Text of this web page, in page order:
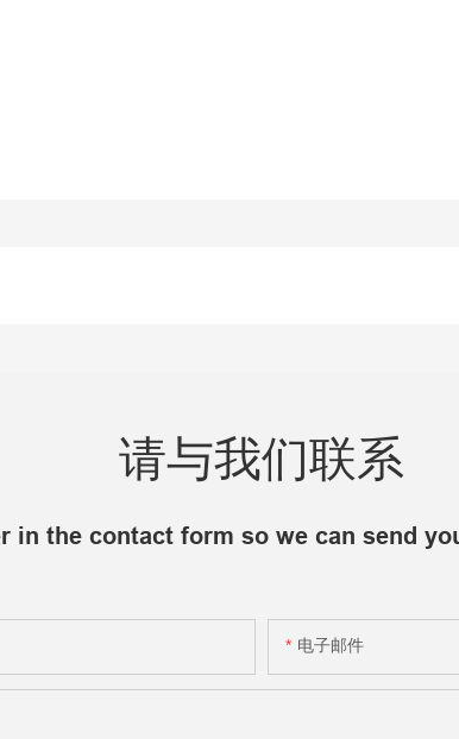
请与我们联系
in the contact form so we can send
电子邮件